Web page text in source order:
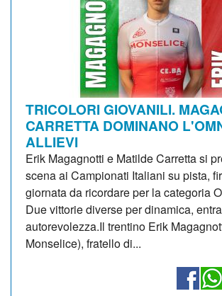
TRICOLORI GIOVANILI.
CARRETTA DOMINANO
ALLIEVI
Erik Magagnotti e Matilde Carretta si
scena ai Campionati Italiani su pista,
giornata da ricordare per la categoria
Due vittorie diverse per dinamica,
autorevolezza.Il trentino Erik
Monselice), fratello di...